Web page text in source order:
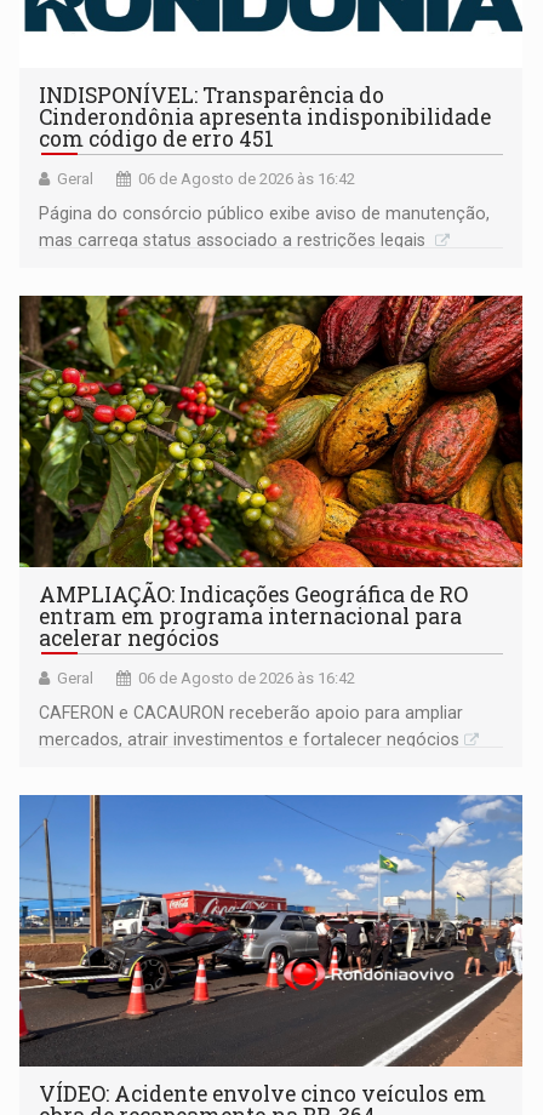
INDISPONÍVEL: Transparência do
Cinderondônia apresenta indisponibilidade
com código de erro 451
Geral 06 de Agosto de 2026 às 16:42
Página do consórcio público exibe aviso de manutenção,
mas carrega status associado a restrições legais
AMPLIAÇÃO: Indicações Geográfica de RO
entram em programa internacional para
acelerar negócios
Geral 06 de Agosto de 2026 às 16:42
CAFERON e CACAURON receberão apoio para ampliar
mercados, atrair investimentos e fortalecer negócios
VÍDEO: Acidente envolve cinco veículos em